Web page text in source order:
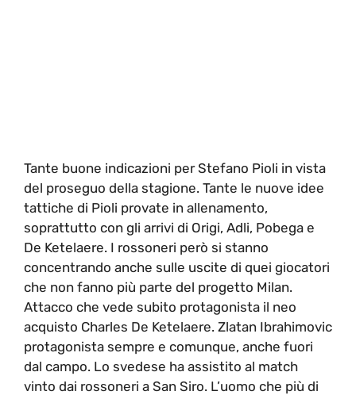
Tante buone indicazioni per Stefano Pioli in vista
del proseguo della stagione. Tante le nuove idee
tattiche di Pioli provate in allenamento,
soprattutto con gli arrivi di Origi, Adli, Pobega e
De Ketelaere. I rossoneri però si stanno
concentrando anche sulle uscite di quei giocatori
che non fanno più parte del progetto Milan.
Attacco che vede subito protagonista il neo
acquisto Charles De Ketelaere. Zlatan Ibrahimovic
protagonista sempre e comunque, anche fuori
dal campo. Lo svedese ha assistito al match
vinto dai rossoneri a San Siro. L’uomo che più di